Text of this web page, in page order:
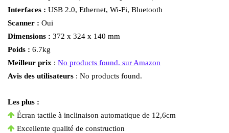
Interfaces : USB 2.0, Ethernet, Wi-Fi, Bluetooth
Scanner : Oui
Dimensions : 372 x 324 x 140 mm
Poids : 6.7kg
Meilleur prix : No products found. sur Amazon
Avis des utilisateurs : No products found.
Les plus :
Écran tactile à inclinaison automatique de 12,6cm
Excellente qualité de construction